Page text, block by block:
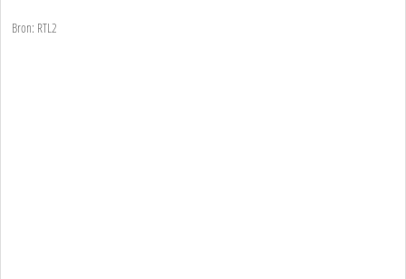
Bron: RTL2